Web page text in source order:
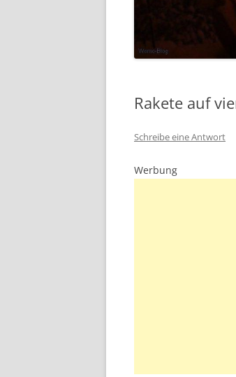
Rakete auf
Schreibe eine Antwort
Werbung